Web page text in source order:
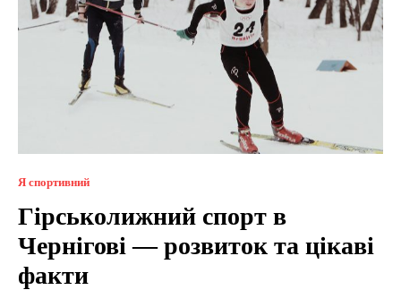
Я спортивний
Гірськолижний спорт в
Чернігові — розвиток та цікаві
факти